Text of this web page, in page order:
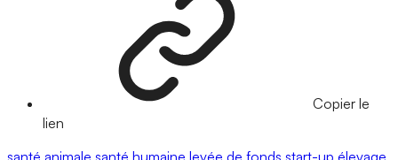
Copier le
lien